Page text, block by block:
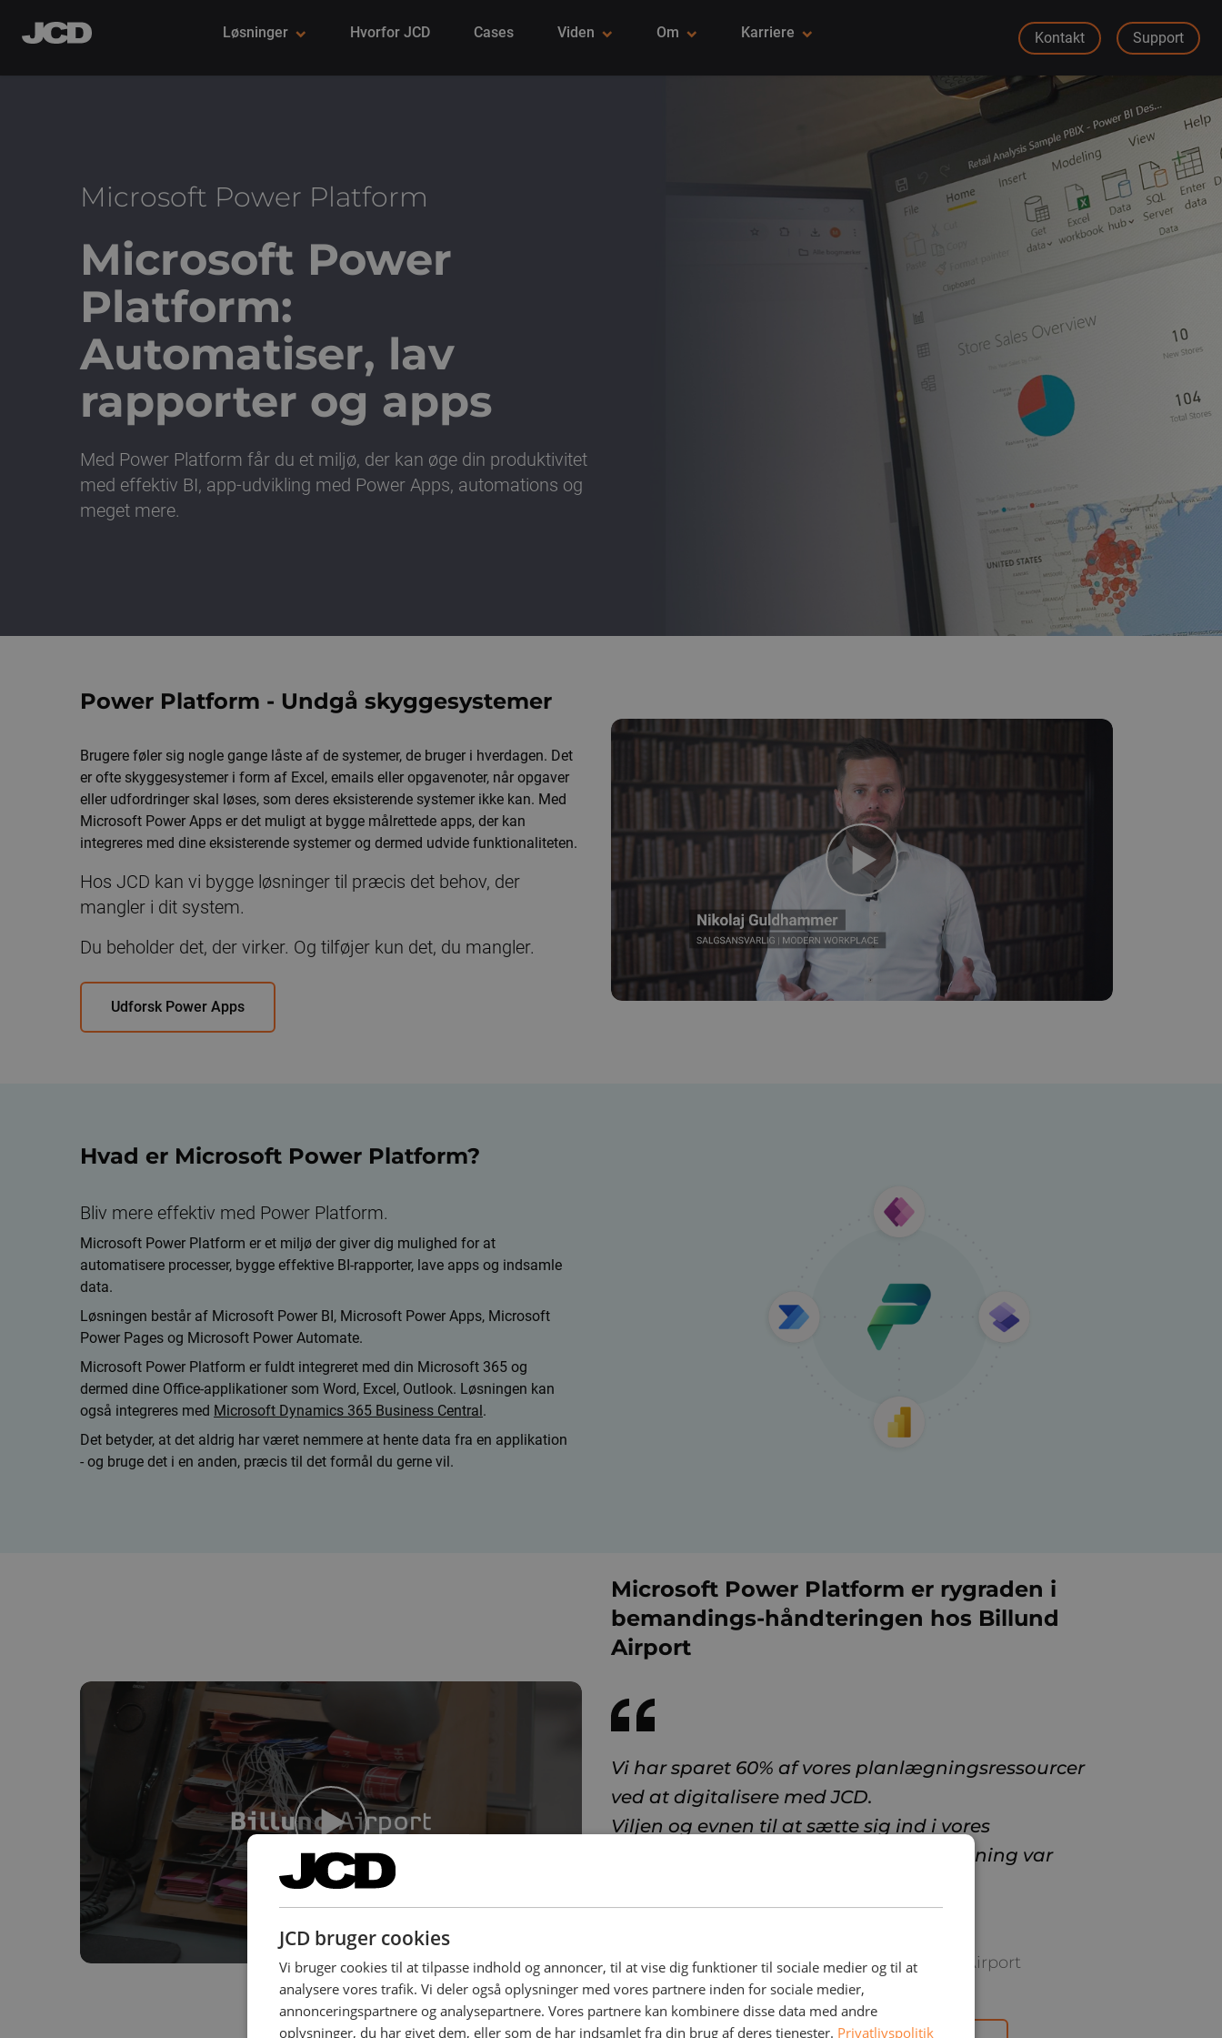
Løsninger Hvorfor JCD Cases Viden Om Karriere Kontakt Support
Microsoft Power Platform
Microsoft Power
Platform:
Automatiser, lav
rapporter og apps
Med Power Platform får du et miljø, der kan øge din produktivitet
med effektiv BI, app-udvikling med Power Apps, automations og
meget mere.
Power Platform - Undgå skyggesystemer
Brugere føler sig nogle gange låste af de systemer, de bruger i hverdagen. Det
er ofte skyggesystemer i form af Excel, emails eller opgavenoter, når opgaver
eller udfordringer skal løses, som deres eksisterende systemer ikke kan. Med
Microsoft Power Apps er det muligt at bygge målrettede apps, der kan
integreres med dine eksisterende systemer og dermed udvide funktionaliteten.
Hos JCD kan vi bygge løsninger til præcis det behov, der
mangler i dit system.
Du beholder det, der virker. Og tilføjer kun det, du mangler.
Udforsk Power Apps
Hvad er Microsoft Power Platform?
Bliv mere effektiv med Power Platform.
Microsoft Power Platform er et miljø der giver dig mulighed for at
automatisere processer, bygge effektive BI-rapporter, lave apps og indsamle
data.
Løsningen består af Microsoft Power BI, Microsoft Power Apps, Microsoft
Power Pages og Microsoft Power Automate.
Microsoft Power Platform er fuldt integreret med din Microsoft 365 og
dermed dine Office-applikationer som Word, Excel, Outlook. Løsningen kan
også integreres med Microsoft Dynamics 365 Business Central.
Det betyder, at det aldrig har været nemmere at hente data fra en applikation
- og bruge det i en anden, præcis til det formål du gerne vil.
Microsoft Power Platform er rygraden i
bemandings-håndteringen hos Billund
Airport
Vi har sparet 60% af vores planlægningsressourcer
ved at digitalisere med JCD.
Viljen og evnen til at sætte sig ind i vores
problemstillinger, og forstå vores forretning var
Process and Systems Manager hos Billund Airport
JCD bruger cookies
Vi bruger cookies til at tilpasse indhold og annoncer, til at vise dig funktioner til sociale medier og til at
analysere vores trafik. Vi deler også oplysninger med vores partnere inden for sociale medier,
annonceringspartnere og analysepartnere. Vores partnere kan kombinere disse data med andre
oplysninger, du har givet dem, eller som de har indsamlet fra din brug af deres tjenester. Privatlivspolitik